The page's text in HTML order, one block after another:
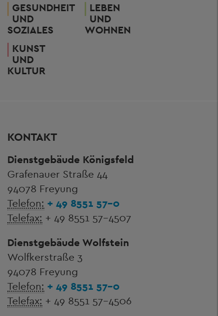
GESUNDHEIT
UND
SOZIALES
LEBEN
UND
WOHNEN
KUNST
UND
KULTUR
KONTAKT
Dienstgebäude Königsfeld
Grafenauer Straße 44
94078 Freyung
Telefon: + 49 8551 57-0
Telefax: + 49 8551 57-4507
Dienstgebäude Wolfstein
Wolfkerstraße 3
94078 Freyung
Telefon: + 49 8551 57-0
Telefax: + 49 8551 57-4506